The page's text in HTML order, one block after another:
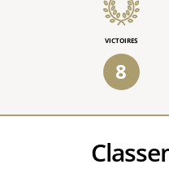
VICTOIRES
8